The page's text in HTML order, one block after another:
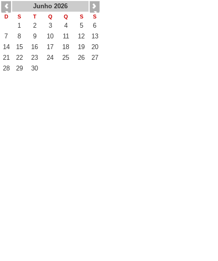
Junho 2026
D S T Q Q S S
1 2 3 4 5
6
7
8 9 10 11 12
13
14
15 16 17 18 19
20
21
22 23 24 25 26
27
28
29 30